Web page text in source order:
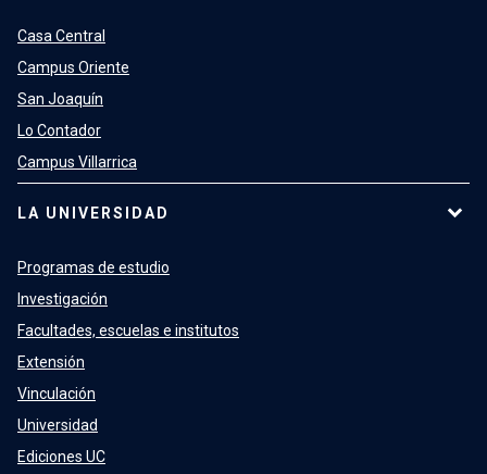
Casa Central
Campus Oriente
San Joaquín
Lo Contador
Campus Villarrica
LA UNIVERSIDAD
Programas de estudio
Investigación
Facultades, escuelas e institutos
Extensión
Vinculación
Universidad
Ediciones UC